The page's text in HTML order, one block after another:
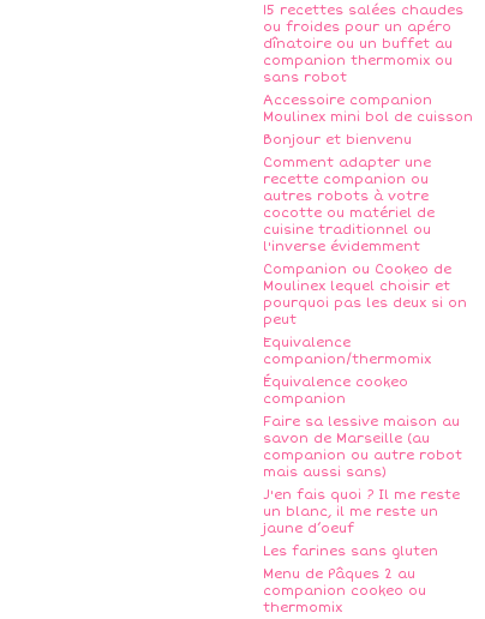
15 recettes salées chaudes
ou froides pour un apéro
dînatoire ou un buffet au
companion thermomix ou
sans robot
Accessoire companion
Moulinex mini bol de cuisson
Bonjour et bienvenu
Comment adapter une
recette companion ou
autres robots à votre
cocotte ou matériel de
cuisine traditionnel ou
l'inverse évidemment
Companion ou Cookeo de
Moulinex lequel choisir et
pourquoi pas les deux si on
peut
Equivalence
companion/thermomix
Équivalence cookeo
companion
Faire sa lessive maison au
savon de Marseille (au
companion ou autre robot
mais aussi sans)
J'en fais quoi ? Il me reste
un blanc, il me reste un
jaune d’oeuf
Les farines sans gluten
Menu de Pâques 2 au
companion cookeo ou
thermomix